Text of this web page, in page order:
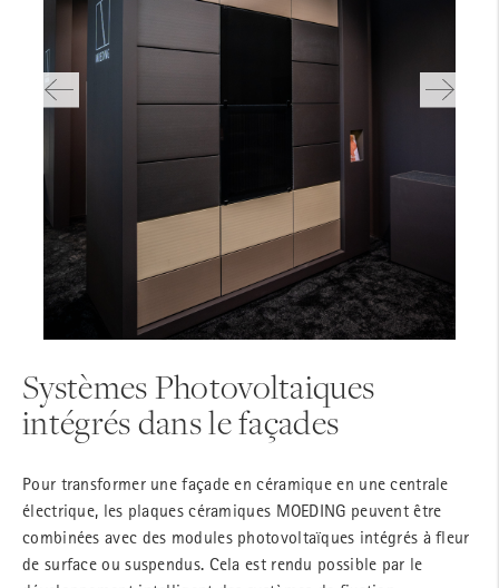
Systèmes Photovoltaiques
intégrés dans le façades
Pour transformer une façade en céramique en une centrale
électrique, les plaques céramiques MOEDING peuvent être
combinées avec des modules photovoltaïques intégrés à fleur
de surface ou suspendus. Cela est rendu possible par le